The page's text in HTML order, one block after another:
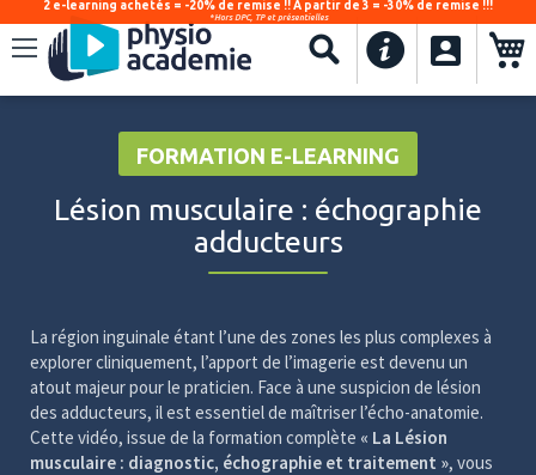
Recherche
2 e-learning achetés = -20% de remise !! À partir de 3 = -30% de remise !!!
*Hors DPC, TP et présentielles
.
FORMATION E-LEARNING
Lésion musculaire : échographie
adducteurs
La région inguinale étant l’une des zones les plus complexes à
explorer cliniquement, l’apport de l’imagerie est devenu un
atout majeur pour le praticien. Face à une suspicion de lésion
des adducteurs, il est essentiel de maîtriser l’écho-anatomie.
Cette vidéo, issue de la formation complète « La Lésion
musculaire : diagnostic, échographie et traitement », vous